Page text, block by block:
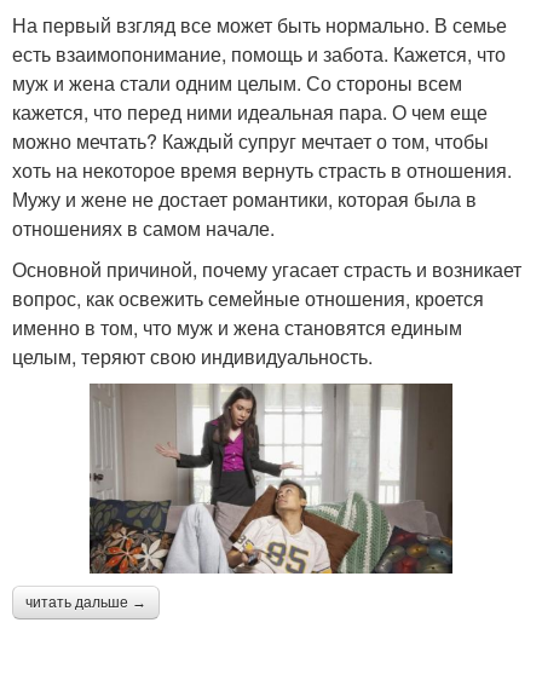
На первый взгляд все может быть нормально. В семье
есть взаимопонимание, помощь и забота. Кажется, что
муж и жена стали одним целым. Со стороны всем
кажется, что перед ними идеальная пара. О чем еще
можно мечтать? Каждый супруг мечтает о том, чтобы
хоть на некоторое время вернуть страсть в отношения.
Мужу и жене не достает романтики, которая была в
отношениях в самом начале.
Основной причиной, почему угасает страсть и возникает
вопрос, как освежить семейные отношения, кроется
именно в том, что муж и жена становятся единым
целым, теряют свою индивидуальность.
читать дальше →